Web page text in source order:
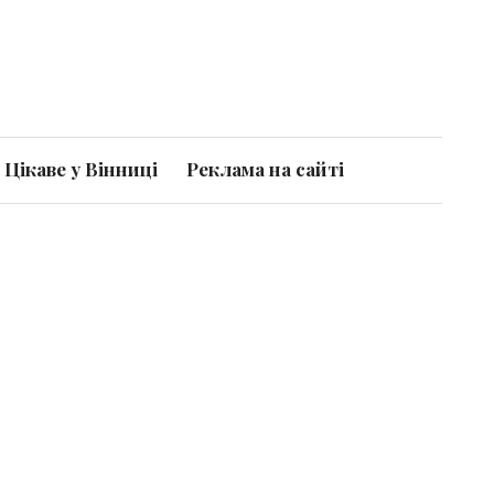
Цікаве у Вінниці Реклама на сайті